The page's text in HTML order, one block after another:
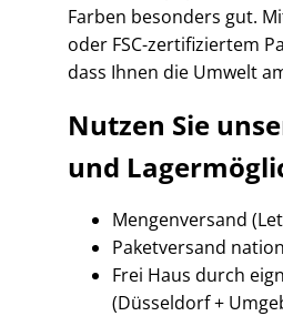
Farben besonders gut.
oder FSC-zertifiziertem
dass Ihnen die Umwelt
Nutzen Sie
und
Mengenversand
Paketversand
Frei Haus durch
(Düsseldorf +